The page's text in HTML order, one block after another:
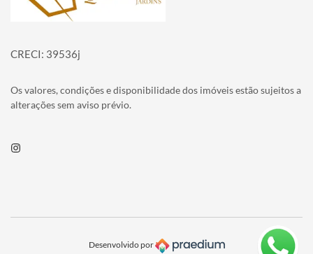
CRECI: 39536j
Os valores, condições e disponibilidade dos imóveis estão sujeitos a
alterações sem aviso prévio.
Instagram
Desenvolvido por